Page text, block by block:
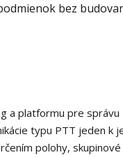
bez
a platformu pre správu
typu PTT jeden k
polohy, skupinové